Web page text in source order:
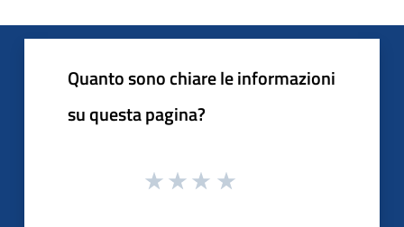
Quanto sono chiare le informazioni
su questa pagina?